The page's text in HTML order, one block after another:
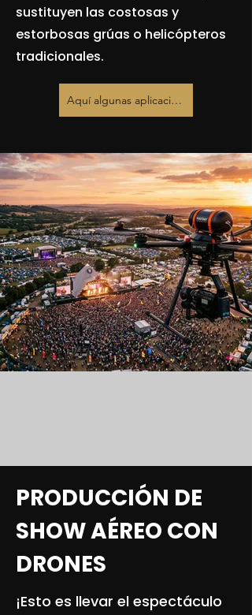
sustituyen las costosas y
estorbosas grúas o helicópteros
tradicionales.
Aquí algunas aplicaciones
PRODUCCIÓN DE
SHOW AÉREO CON
DRONES
¡Esto es llevar el espectáculo